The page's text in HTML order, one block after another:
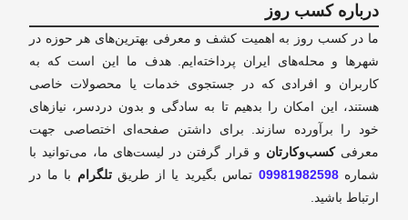
درباره کسب روز
ما در کسب روز به اهمیت کشف و معرفی بهترین‌های هر حوزه در
شهرها و محله‌های ایران پرداخته‌ایم. هدف ما این است که به
کاربران و افرادی که در جستجوی خدمات یا محصولات خاصی
هستند، این امکان را بدهیم تا به سادگی و بدون دردسر، نیازهای
خود را برآورده سازند. برای داشتن صفحه‌ای اختصاصی جهت
معرفیکسب‌وکارتان و قرار گرفتن در لیست‌های ما، می‌توانید با
شماره09981982598 تماس بگیرید یا از طریقتلگرام با ما در
ارتباط باشید.